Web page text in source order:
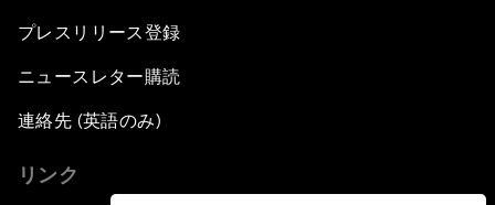
プレスリリース登録
ニュースレター購読
連絡先 (英語のみ)
リンク